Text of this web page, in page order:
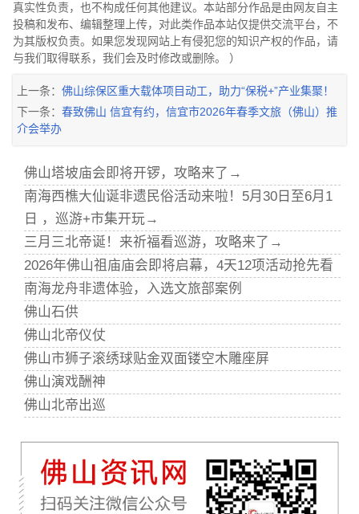
真实性负责，也不构成任何其他建议。本站部分作品是由网友自主
投稿和发布、编辑整理上传，对此类作品本站仅提供交流平台，不
为其版权负责。如果您发现网站上有侵犯您的知识产权的作品，请
与我们取得联系，我们会及时修改或删除。 ）
上一条： 佛山综保区重大载体项目动工，助力“保税+”产业集聚！
下一条： 春致佛山 信宜有约，信宜市2026年春季文旅（佛山）推
介会举办
佛山塔坡庙会即将开锣，攻略来了→
南海西樵大仙诞非遗民俗活动来啦！5月30日至6月1
日 ，巡游+市集开玩→
三月三北帝诞！来祈福看巡游，攻略来了→
2026年佛山祖庙庙会即将启幕，4天12项活动抢先看
南海龙舟非遗体验，入选文旅部案例
佛山石供
佛山北帝仪仗
佛山市狮子滚绣球贴金双面镂空木雕座屏
佛山演戏酬神
佛山北帝出巡